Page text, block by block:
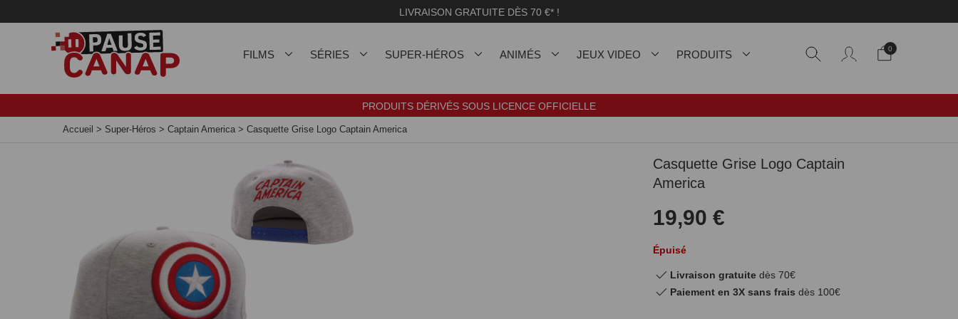
LIVRAISON GRATUITE DÈS 70 €* !
FILMS SÉRIES SUPER-HÉROS ANIMÉS JEUX VIDEO PRODUITS 0
PRODUITS DÉRIVÉS SOUS LICENCE OFFICIELLE
Accueil > Super-Héros > Captain America > Casquette Grise Logo Captain America
Casquette Grise Logo Captain
America
19,90 €
Épuisé
Livraison gratuite dès 70€
Paiement en 3X sans frais dès 100€